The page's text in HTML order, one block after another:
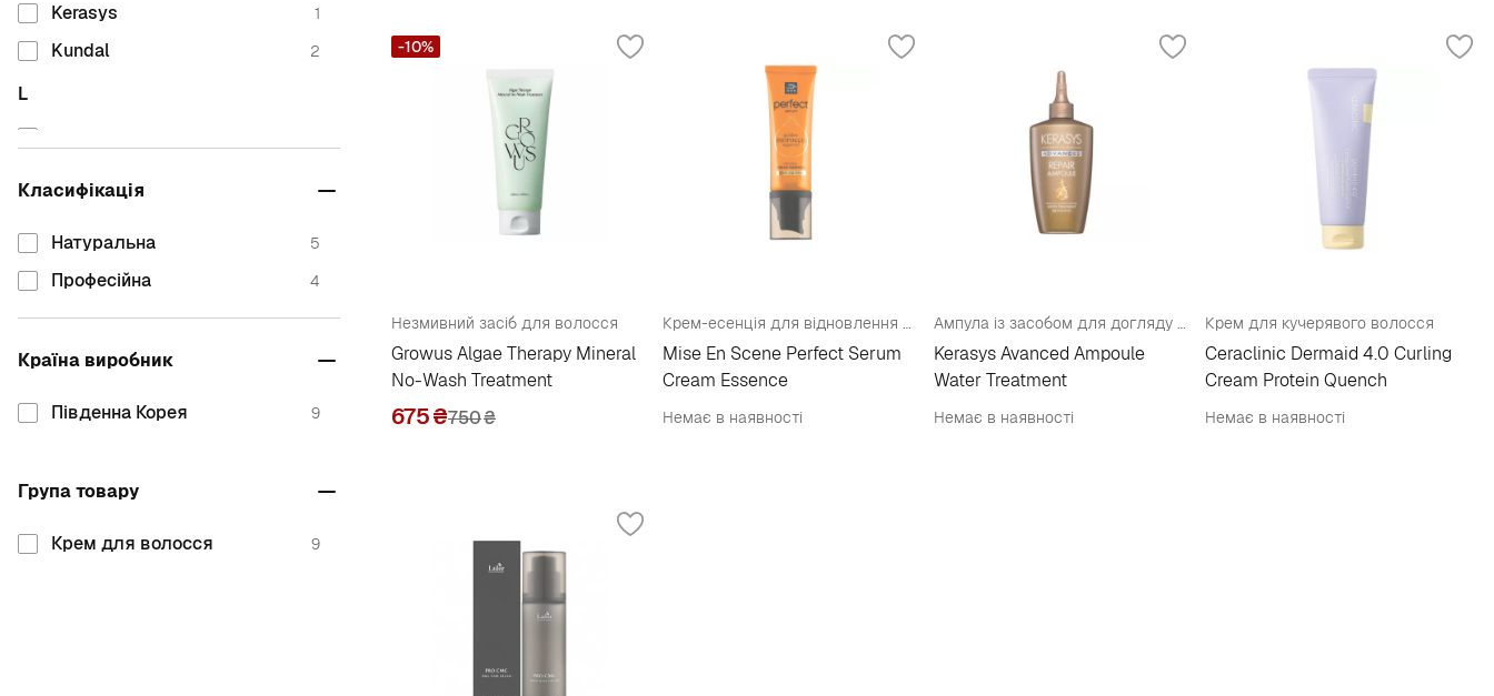
Kerasys
1
Kundal 2
L
M
Класифікація
Натуральна 5
Професійна 4
Країна виробник
Південна Корея 9
Група товару
Крем для волосся 9
Незмивний засіб для волосся
Growus Algae Therapy Mineral
No-Wash Treatment
675₴750₴
-10%
Крем-есенція для відновлення волосся 10в1
Mise En Scene Perfect Serum
Cream Essence
Немає в наявності
Ампула із засобом для догляду за волоссям
Kerasys Avanced Ampoule
Water Treatment
Немає в наявності
Крем для кучерявого волосся
Ceraclinic Dermaid 4.0 Curling
Cream Protein Quench
Немає в наявності